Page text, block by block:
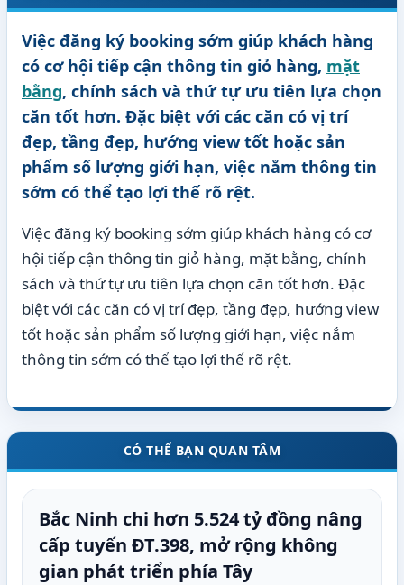
Việc đăng ký booking sớm giúp khách hàng
có cơ hội tiếp cận thông tin giỏ hàng, mặt
bằng, chính sách và thứ tự ưu tiên lựa chọn
căn tốt hơn. Đặc biệt với các căn có vị trí
đẹp, tầng đẹp, hướng view tốt hoặc sản
phẩm số lượng giới hạn, việc nắm thông tin
sớm có thể tạo lợi thế rõ rệt.
Việc đăng ký booking sớm giúp khách hàng có cơ
hội tiếp cận thông tin giỏ hàng, mặt bằng, chính
sách và thứ tự ưu tiên lựa chọn căn tốt hơn. Đặc
biệt với các căn có vị trí đẹp, tầng đẹp, hướng view
tốt hoặc sản phẩm số lượng giới hạn, việc nắm
thông tin sớm có thể tạo lợi thế rõ rệt.
CÓ THỂ BẠN QUAN TÂM
Bắc Ninh chi hơn 5.524 tỷ đồng nâng
cấp tuyến ĐT.398, mở rộng không
gian phát triển phía Tây